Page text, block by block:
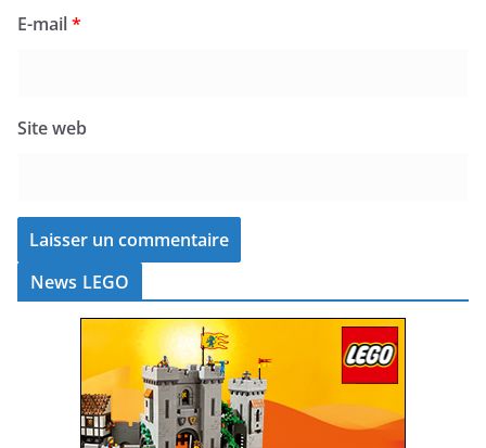
E-mail*
Site web
News LEGO